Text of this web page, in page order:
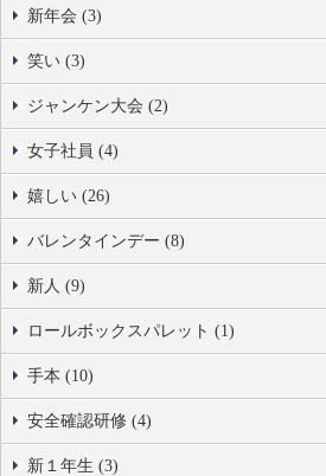
新年会 (3)
笑い (3)
ジャンケン大会 (2)
女子社員 (4)
嬉しい (26)
バレンタインデー (8)
新人 (9)
ロールボックスパレット (1)
手本 (10)
安全確認研修 (4)
新１年生 (3)